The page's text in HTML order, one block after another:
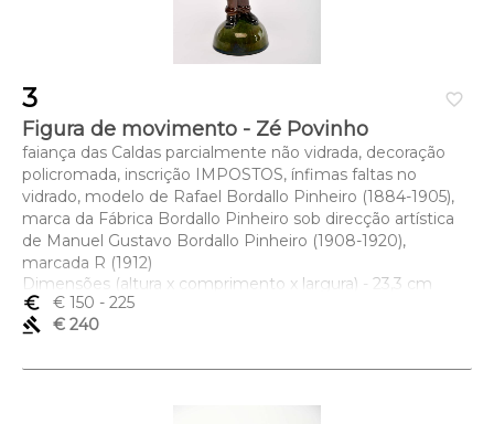
favorite_border
3
Figura de movimento - Zé Povinho
faiança das Caldas parcialmente não vidrada, decoração
policromada, inscrição IMPOSTOS, ínfimas faltas no
vidrado, modelo de Rafael Bordallo Pinheiro (1884-1905),
marca da Fábrica Bordallo Pinheiro sob direcção artística
de Manuel Gustavo Bordallo Pinheiro (1908-1920),
marcada R (1912)
Dimensões (altura x comprimento x largura) - 23,3 cm
euro_symbol
€ 150 - 225
gavel
€ 240